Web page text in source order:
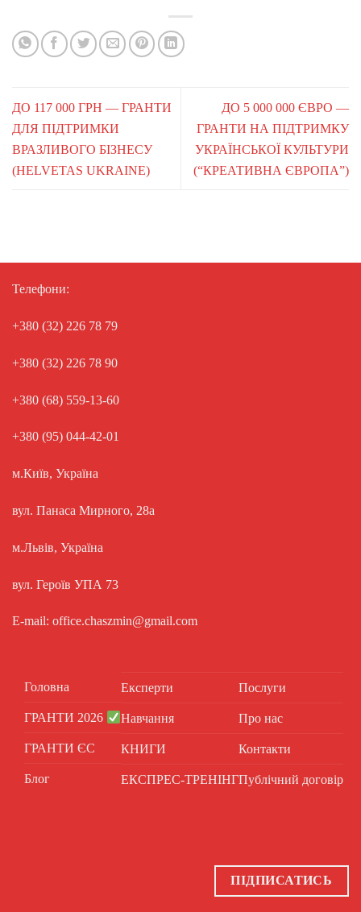
ДО 117 000 ГРН — ГРАНТИ
ДЛЯ ПІДТРИМКИ
ВРАЗЛИВОГО БІЗНЕСУ
(HELVETAS UKRAINE)
ДО 5 000 000 ЄВРО —
ГРАНТИ НА ПІДТРИМКУ
УКРАЇНСЬКОЇ КУЛЬТУРИ
(“КРЕАТИВНА ЄВРОПА”)
Телефони:
+380 (32) 226 78 79
+380 (32) 226 78 90
+380 (68) 559-13-60
+380 (95) 044-42-01
м.Київ, Україна
вул. Панаса Мирного, 28а
м.Львів, Україна
вул. Героїв УПА 73
E-mail: office.chaszmin@gmail.com
Головна
ГРАНТИ 2026
ГРАНТИ ЄС
Блог
Експерти
Навчання
КНИГИ
ЕКСПРЕС-ТРЕНІНГ
Послуги
Про нас
Контакти
Публічний договір
ПІДПИСАТИСЬ